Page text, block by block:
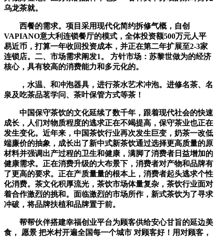
乌龙茶就。
西餐的需求。项目采用现代化简约拆修气概，自创
VAPIANO意大利连锁餐厅的模式，全体投资额500万元人平
易近币，打算一年收回投资成本，并正在第二年扩展至2-3家
连锁店。二、市场需求阐发1。 方针市场：苏黎世做为的经济
核心，具有较高的消费能力和多元化的。
，水温、和冲泡器具，进行茶水艺术冲泡。进修名茶、名
泉及吃茶品茗学问、茶叶保管方式等茶！
中国保守茶饮的文化延续了数千年，跟着现代社会的快速
成长，人们对物质程度的逃求正在不竭提高，保守茶业也正在
发生变化。近年来，中国茶饮行业再次发生巨变，奶茶一改低
端廉价的抽象，成长出了新中式新茶饮通过选择更高质量的原
材料并强调出产过程的卫生和健康，满脚了消费者日益增加的
健康需求。正在消费升级的大布景下，消费者对产物和品牌有
了更高的要求。正在产质量量的根本上，消费者起头逃求个性
化消费。茶文化积厚流光，茶饮市场体量复杂，茶饮行业面对
着合作激烈的挑和。面临激烈的市场所作，新式茶饮为了寻求
冲破，将品牌扶植和品牌置于前。
帮帮伙伴搭建幸福创业平台为顾客供给安心甘旨的延边美
食， 愿景 把米村开遍全国每一个城市 对顾客好！用对顾客，